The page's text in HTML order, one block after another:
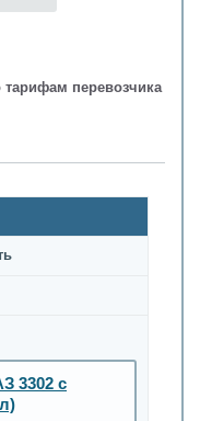
тарифам перевозчика
3302 с